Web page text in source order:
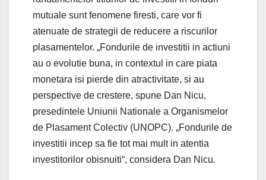
mutuale sunt fenomene firesti, care vor fi
atenuate de strategii de reducere a riscurilor
plasamentelor. „Fondurile de investitii in actiuni
au o evolutie buna, in contextul in care piata
monetara isi pierde din atractivitate, si au
perspective de crestere, spune Dan Nicu,
presedintele Uniunii Nationale a Organismelor
de Plasament Colectiv (UNOPC). „Fondurile de
investitii incep sa fie tot mai mult in atentia
investitorilor obisnuiti“, considera Dan Nicu.